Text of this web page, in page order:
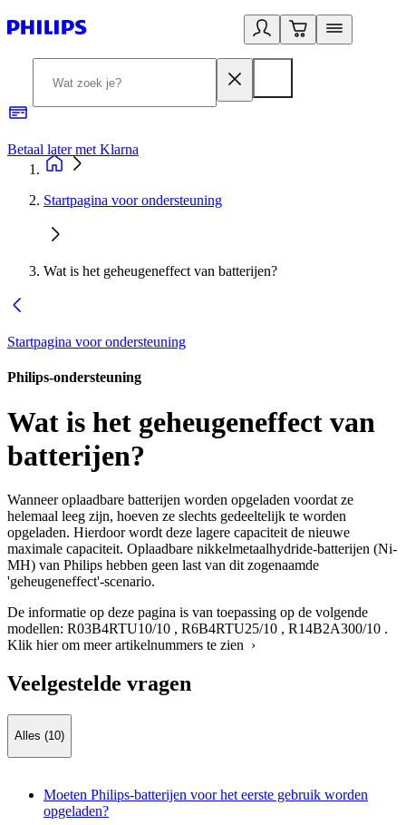
Betaal later met Klarna
Startpagina voor ondersteuning
Wat is het geheugeneffect van batterijen?
Startpagina voor ondersteuning
Philips-ondersteuning
Wat is het geheugeneffect van
batterijen?
Wanneer oplaadbare batterijen worden opgeladen voordat ze
helemaal leeg zijn, hoeven ze slechts gedeeltelijk te worden
opgeladen. Hierdoor wordt deze lagere capaciteit de nieuwe
maximale capaciteit. Oplaadbare nikkelmetaalhydride-batterijen (Ni-
MH) van Philips hebben geen last van dit zogenaamde
'geheugeneffect'-scenario.
De informatie op deze pagina is van toepassing op de volgende
modellen: R03B4RTU10/10 , R6B4RTU25/10 , R14B2A300/10 .
Klik hier om meer artikelnummers te zien ›
Veelgestelde vragen
Alles (10)
Moeten Philips-batterijen voor het eerste gebruik worden
opgeladen?